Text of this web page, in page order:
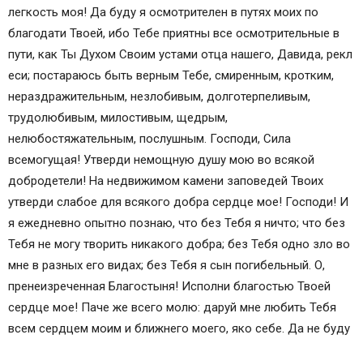
легкость моя! Да буду я осмотрителен в путях моих по
благодати Твоей, ибо Тебе приятны все осмотрительные в
пути, как Ты Духом Своим устами отца нашего, Давида, рекл
еси; постараюсь быть верным Тебе, смиренным, кротким,
нераздражительным, незлобивым, долготерпеливым,
трудолюбивым, милостивым, щедрым,
нелюбостяжательным, послушным. Господи, Сила
всемогущая! Утверди немощную душу мою во всякой
добродетели! На недвижимом камени заповедей Твоих
утверди слабое для всякого добра сердце мое! Господи! И
я ежедневно опытно познаю, что без Тебя я ничто; что без
Тебя не могу творить никакого добра; без Тебя одно зло во
мне в разных его видах; без Тебя я сын погибельный. О,
пренеизреченная Благостыня! Исполни благостью Твоей
сердце мое! Паче же всего молю: даруй мне любить Тебя
всем сердцем моим и ближнего моего, яко себе. Да не буду